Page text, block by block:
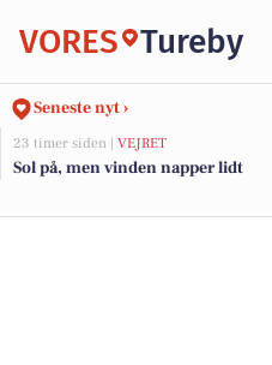
VORES Tureby
Seneste nyt ›
23 timer siden | VEJRET
Sol på, men vinden napper lidt